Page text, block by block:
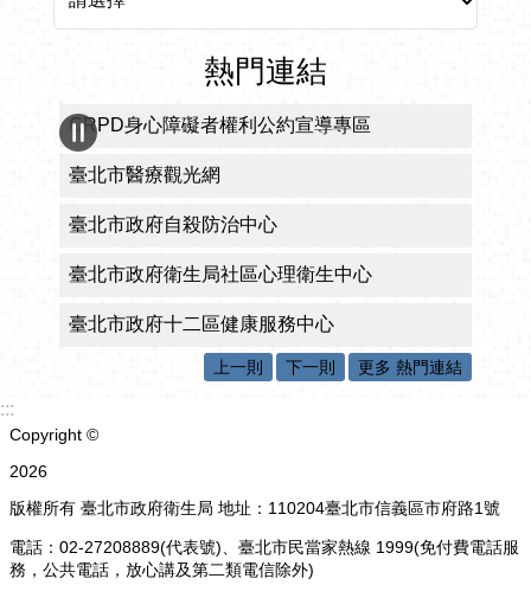
熱門連結
CRPD身心障礙者權利公約宣導專區
臺北市醫療觀光網
臺北市政府自殺防治中心
臺北市政府衛生局社區心理衛生中心
臺北市政府十二區健康服務中心
上一則 下一則 更多 熱門連結
:::
Copyright ©
2026
版權所有 臺北市政府衛生局 地址：110204臺北市信義區市府路1號
電話：02-27208889(代表號)、臺北市民當家熱線 1999(免付費電話服
務，公共電話，放心講及第二類電信除外)